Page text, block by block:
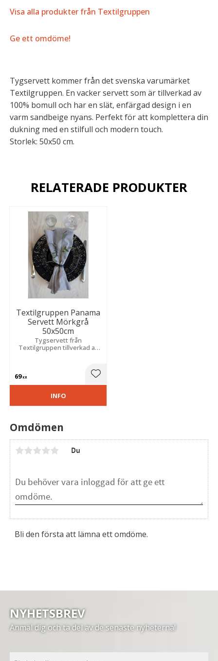
Visa alla produkter från Textilgruppen
Ge ett omdöme!
Tygservett kommer från det svenska varumärket
Textilgruppen. En vacker servett som är tillverkad av
100% bomull och har en slät, enfärgad design i en
varm sandbeige nyans. Perfekt för att komplettera din
dukning med en stilfull och modern touch.
Storlek: 50x50 cm.
Omdömen
Du
Bli den första att lämna ett omdöme.
RELATERADE PRODUKTER
Textilgruppen Panama
Servett Mörkgrå
50x50cm
Tygservett från
Textilgruppen tillverkad av
69KR Lägg till i favoriter
INFO
NYHETSBREV
Anmäl dig och ta del av de senaste nyheterna!